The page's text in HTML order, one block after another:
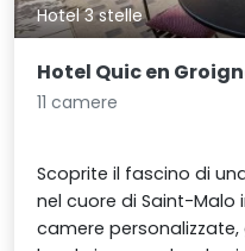
Hotel 3 stelle
Hotel Quic en
11 camere
Scoprite il fascino di
nel cuore di Saint-
camere